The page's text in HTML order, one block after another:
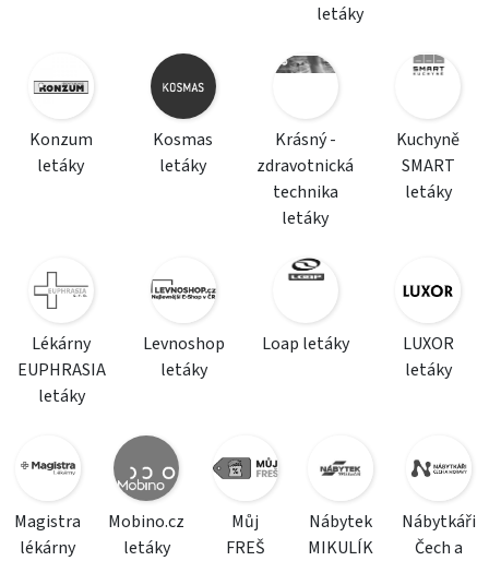
letáky
Konzum
letáky
Kosmas
letáky
Krásný -
zdravotnická
technika
letáky
Kuchyně
SMART
letáky
Lékárny
EUPHRASIA
letáky
Levnoshop
letáky
Loap letáky
LUXOR
letáky
Magistra
lékárny
Mobino.cz
letáky
Můj
FREŠ
Nábytek
MIKULÍK
Nábytkáři
Čech a